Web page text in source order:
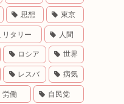
思想 東京
リタリー 人間
ロシア 世界
レスバ 病気
労働 自民党